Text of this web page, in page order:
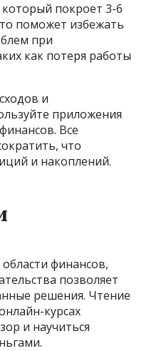
покроет 3-6
поможет избежать
при
как потеря работы
и
приложения
Все
что
и накоплений.
финансов,
позволяет
решения. Чтение
курсах
и научиться